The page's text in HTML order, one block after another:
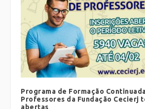
Programa de Formação
Professores da Fundação Cecierj
abertas